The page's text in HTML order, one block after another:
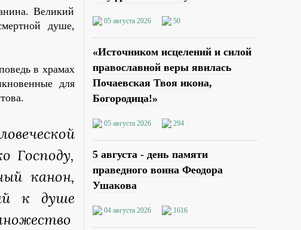
Великий
душе,
в храмах
для
Господу,
канон,
к душе
05 августа 2026 50
«Источником исцелений и силой
православной веры явилась
Почаевская Твоя икона,
Богородица!»
05 августа 2026 294
5 августа - день памяти
праведного воина Феодора
Ушакова
04 августа 2026 1616